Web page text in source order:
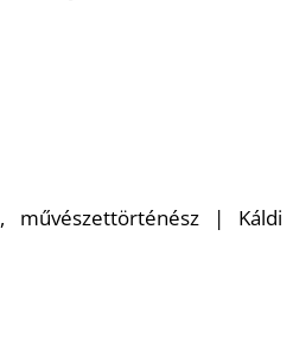
művészettörténész | Káldi